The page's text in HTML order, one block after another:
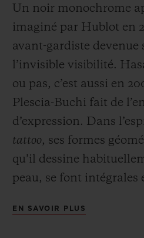
Un noir monochrome
imaginé par Hublot en
avant-gardiste devenue
l’invisible visibilité.
ou pas, c’est aussi en
Plescia-Buchi fait de
d’expression. Dans
tattoo, ses formes
qu’il dessine
peau, se font intégrales
que symbolique. Aussi
EN SAVOIR PLUS